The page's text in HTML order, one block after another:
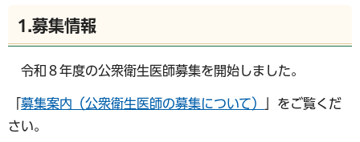
1.募集情報
令和８年度の公衆衛生医師募集を開始しました。
募集案内（公衆衛生医師の募集について）
」をご覧くだ
さい。